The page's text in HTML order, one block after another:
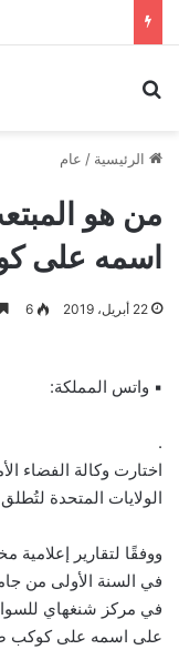
الرئيسية / عام
من هو
اسمه على
22 أبريل، 2019 6
▪ واتس المملكة:
.
اختارت وكالة الفضاء
الولايات المتحدة
ووفقًا لتقارير
في السنة الأولى من
في مركز شنغهاي
على اسمه على كوكب